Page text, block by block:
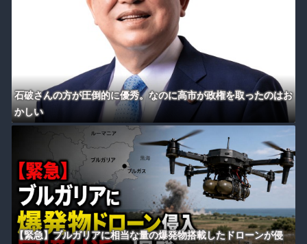
石破さんの方が圧倒的に優秀。なのに高市が政権を取ったのはお
かしい
【緊急】ブルガリアに相当な量の爆発物搭載したドローンが侵